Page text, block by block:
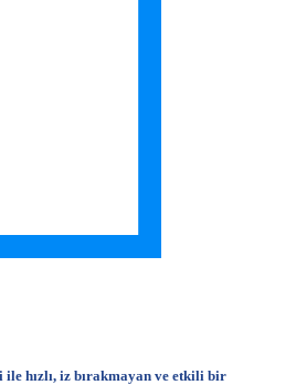
hızlı, iz bırakmayan ve etkili bir